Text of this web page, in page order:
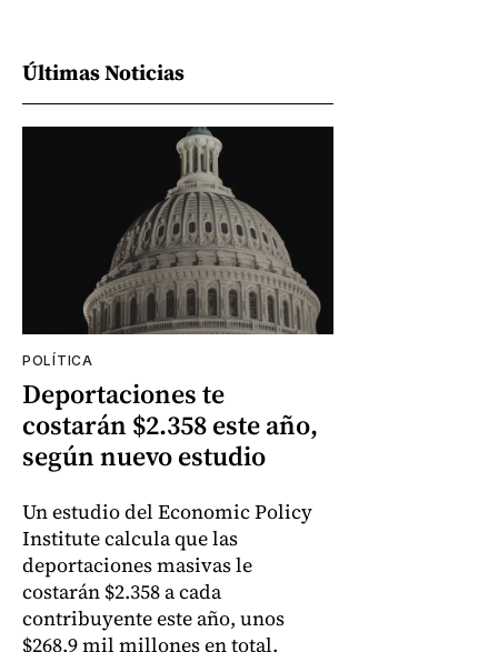
Últimas Noticias
POLÍTICA
Deportaciones te
costarán $2.358 este año,
según nuevo estudio
Un estudio del Economic Policy
Institute calcula que las
deportaciones masivas le
costarán $2.358 a cada
contribuyente este año, unos
$268,9 mil millones en total.